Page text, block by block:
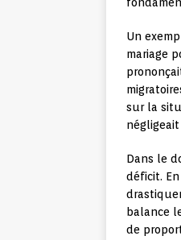
Un
mariage
sur la
Dans le
déficit.
balance
de